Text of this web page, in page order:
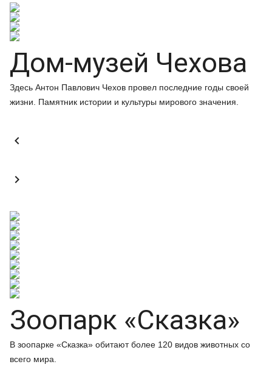
Дом-музей Чехова
Здесь Антон Павлович Чехов провел последние годы своей
жизни. Памятник истории и культуры мирового значения.


Зоопарк «Сказка»
В зоопарке «Сказка» обитают более 120 видов животных со
всего мира.